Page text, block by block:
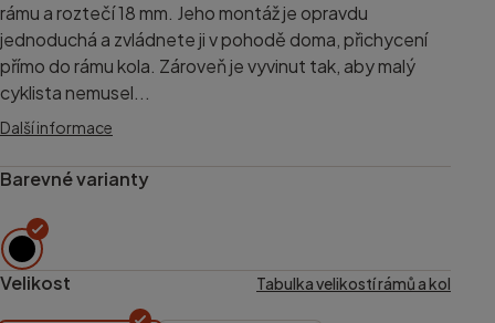
rámu a roztečí 18 mm. Jeho montáž je opravdu
jednoduchá a zvládnete ji v pohodě doma, přichycení
přímo do rámu kola. Zároveň je vyvinut tak, aby malý
cyklista nemusel...
Další informace
Barevné varianty
Velikost Tabulka velikostí rámů a kol